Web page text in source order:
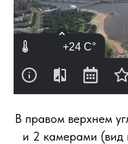
В правом верхнем
и 2 камерами